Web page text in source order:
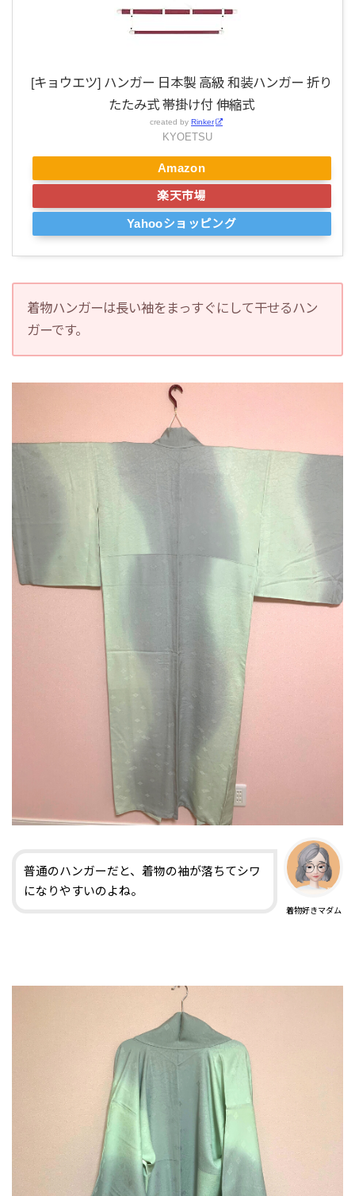
[キョウエツ] ハンガー 日本製 高級 和装ハンガー 折り
たたみ式 帯掛け付 伸縮式
created by Rinker
KYOETSU
Amazon
楽天市場
Yahooショッピング
着物ハンガーは長い袖をまっすぐにして干せるハン
ガーです。
着物好きマダム
普通のハンガーだと、着物の袖が落ちてシワ
になりやすいのよね。